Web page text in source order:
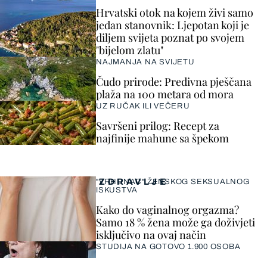
ZDRAVLJE
"VRHUNAC" ŽENSKOG SEKSUALNOG
ISKUSTVA
Kako do vaginalnog orgazma?
Samo 18 % žena može ga doživjeti
isključivo na ovaj način
STUDIJA NA GOTOVO 1.900 OSOBA
Hrvatski otok na kojem živi samo
jedan stanovnik: Ljepotan koji je
diljem svijeta poznat po svojem
"bijelom zlatu"
NAJMANJA NA SVIJETU
Čudo prirode: Predivna pješčana
plaža na 100 metara od mora
UZ RUČAK ILI VEČERU
Savršeni prilog: Recept za
najfinije mahune sa špekom